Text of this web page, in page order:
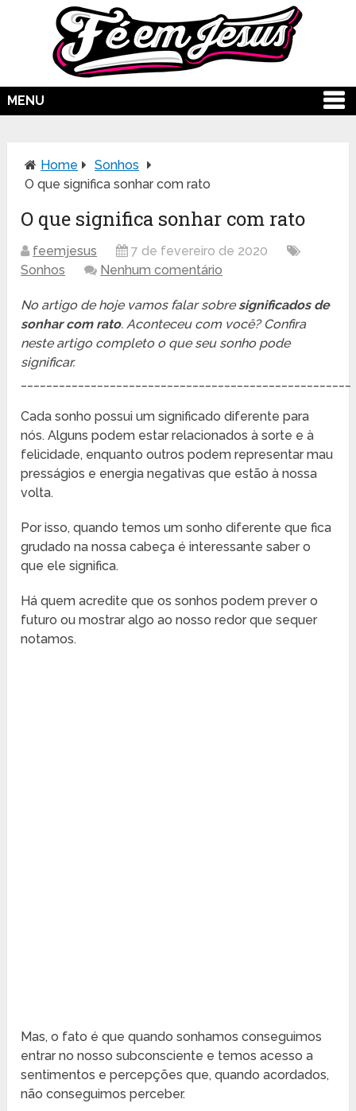
MENU
Home
Sonhos
O que significa sonhar com rato
O que significa sonhar com rato
feemjesus
7 de fevereiro de 2020
Sonhos
Nenhum comentário
No artigo de hoje vamos falar sobresignificados de
sonhar com rato. Aconteceu com você? Confira
neste artigo completo o que seu sonho pode
significar.
Cada sonho possui um significado diferente para
nós. Alguns podem estar relacionados à sorte e à
felicidade, enquanto outros podem representar mau
presságios e energia negativas que estão à nossa
volta.
Por isso, quando temos um sonho diferente que fica
grudado na nossa cabeça é interessante saber o
que ele significa.
Há quem acredite que os sonhos podem prever o
futuro ou mostrar algo ao nosso redor que sequer
notamos.
Mas, o fato é que quando sonhamos conseguimos
entrar no nosso subconsciente e temos acesso a
sentimentos e percepções que, quando acordados,
não conseguimos perceber.